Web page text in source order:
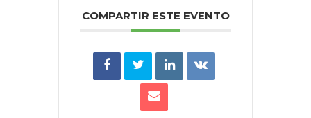
COMPARTIR ESTE EVENTO